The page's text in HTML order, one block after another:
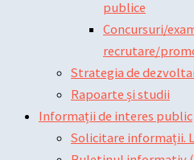
publice
Concursuri/
recrutare/
Strategia de
Rapoarte și studii
Informații de interes public
Solicitare informații.